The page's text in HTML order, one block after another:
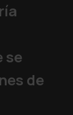
se
de